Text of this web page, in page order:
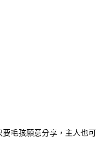
毛孩願意分享，主人也可